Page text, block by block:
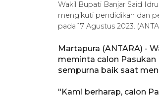
Wakil Bupati Banjar Said
mengikuti pendidikan dan
pada 17 Agustus 2023.
Martapura (ANTARA) -
meminta calon
sempurna baik saat
"Kami berharap, calon